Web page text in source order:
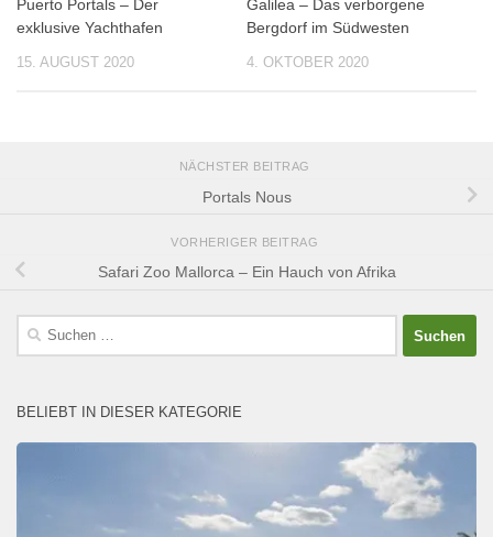
Puerto Portals – Der
exklusive Yachthafen
15. AUGUST 2020
Galilea – Das verborgene
Bergdorf im Südwesten
4. OKTOBER 2020
NÄCHSTER BEITRAG
Portals Nous
VORHERIGER BEITRAG
Safari Zoo Mallorca – Ein Hauch von Afrika
Suchen
BELIEBT IN DIESER KATEGORIE